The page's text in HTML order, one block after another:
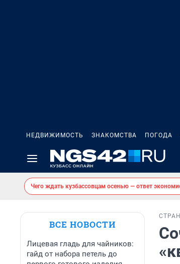
НЕДВИЖИМОСТЬ ЗНАКОМСТВА ПОГОДА
Чего ждать кузбассовцам осенью — ответ
ВСЕ НОВОСТИ
Лицевая гладь для чайников:
гайд от набора петель до